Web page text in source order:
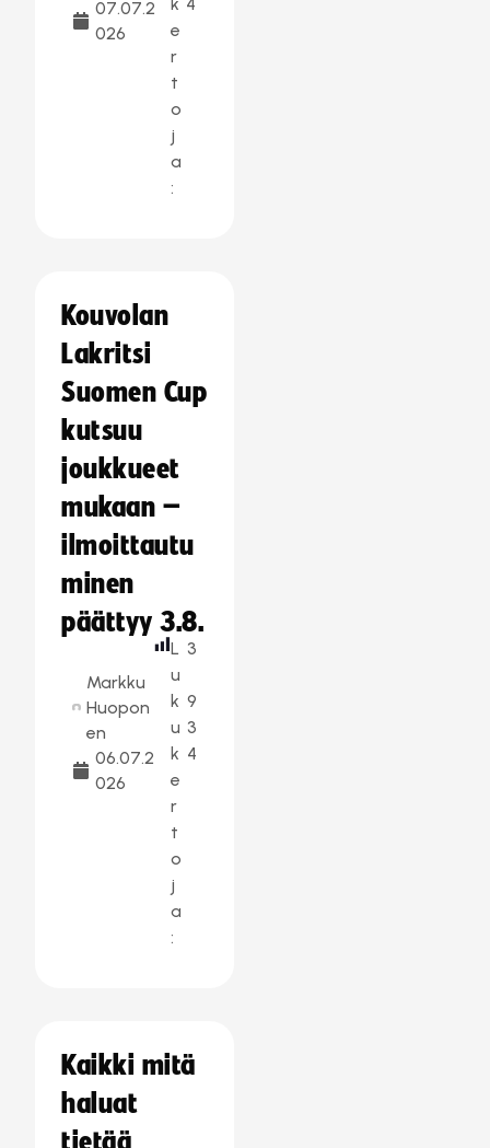
07.07.2
026
e
r
t
o
j
a
:
Kouvolan
Lakritsi
Suomen Cup
kutsuu
joukkueet
mukaan –
ilmoittautu
minen
päättyy 3.8.
Markku
Huopon
en
06.07.2
026
L
u
k
u
k
e
r
t
o
j
a
:
3
9
3
4
Kaikki mitä
haluat